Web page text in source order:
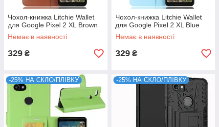
Чохол-книжка Litchie Wallet
для Google Pixel 2 XL Brown
Немає в наявності
329 ₴
Чохол-книжка Litchie Wallet
для Google Pixel 2 XL Blue
Немає в наявності
329 ₴
-25% НА СКЛО/ПЛІВКУ -25% НА СКЛО/ПЛІВКУ